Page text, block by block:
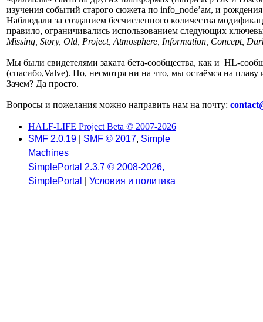
изучения событий старого сюжета по info_node’ам, и
Наблюдали за созданием бесчисленного количества
правило, ограничивались использованием следующих
Missing, Story, Old, Project, Atmosphere, Information, Concept,
Мы были свидетелями заката бета-сообщества, как и HL-
(спасибо,Valve). Но, несмотря ни на что, мы остаёмся на плаву
Зачем? Да просто.
Вопросы и пожелания можно направить нам на почту:
HALF-LIFE Project Beta © 2007-2026
SMF 2.0.19
SMF © 2017, Simple
Machines
SimplePortal 2.3.7 © 2008-2026,
SimplePortal
Условия и политика